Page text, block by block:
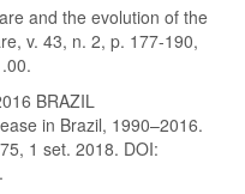
and the evolution of the
v. 43, n. 2, p. 177-190,
BRAZIL
in Brazil, 1990–2016.
1 set. 2018. DOI: